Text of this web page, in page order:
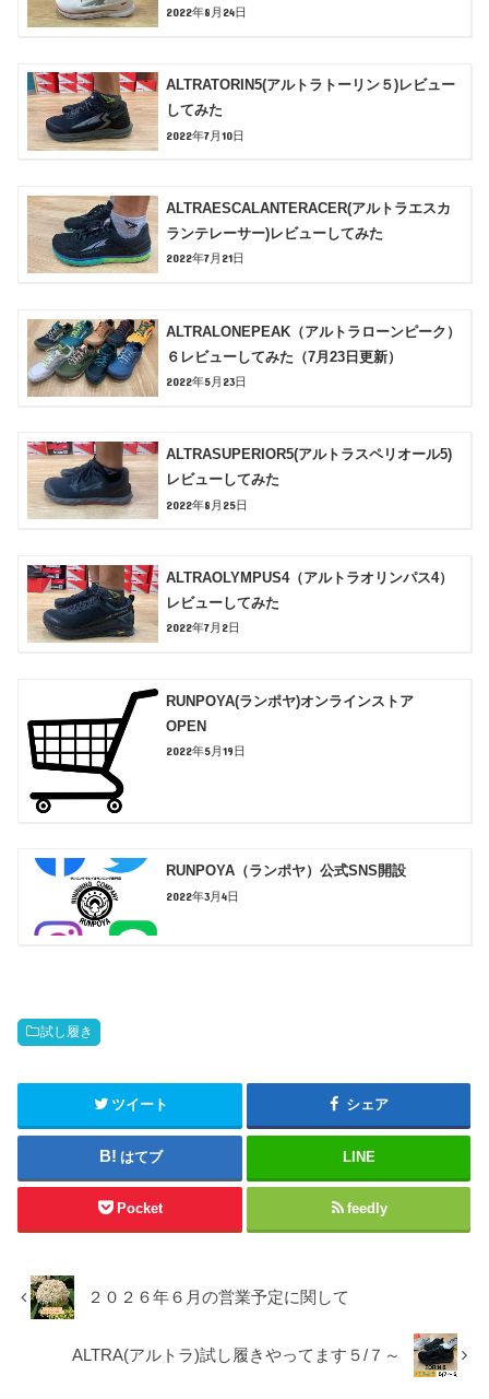
2022年8月24日
ALTRATORIN5(アルトラトーリン５)レビュー
してみた
2022年7月10日
ALTRAESCALANTERACER(アルトラエスカ
ランテレーサー)レビューしてみた
2022年7月21日
ALTRALONEPEAK（アルトラローンピーク）
６レビューしてみた（7月23日更新）
2022年5月23日
ALTRASUPERIOR5(アルトラスペリオール5)
レビューしてみた
2022年8月25日
ALTRAOLYMPUS4（アルトラオリンパス4）
レビューしてみた
2022年7月2日
RUNPOYA(ランポヤ)オンラインストア
OPEN
2022年5月19日
RUNPOYA（ランポヤ）公式SNS開設
2022年3月4日
試し履き
ツイート シェア
はてブ LINE
Pocket feedly
２０２６年６月の営業予定に関して
ALTRA(アルトラ)試し履きやってます５/７～